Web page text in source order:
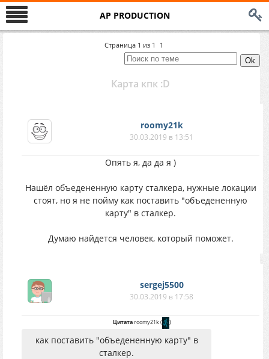
AP PRODUCTION
Страница 1 из 1 1
Карта кпк :D
roomy21k
30.03.2019 в 13:51
Опять я, да да я )
Нашёл объедененную карту сталкера, нужные локации
стоят, но я не пойму как поставить "объедененную
карту" в сталкер.
Думаю найдется человек, который поможет.
sergej5500
30.03.2019 в 17:58
Цитатаroomy21k( )
как поставить "объедененную карту" в
сталкер.